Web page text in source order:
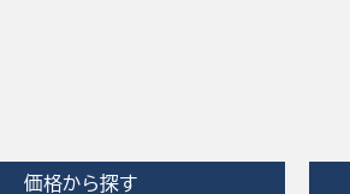
価格から探す